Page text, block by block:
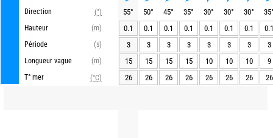
Direction
(°)
Hauteur
(m)
Période
(s)
Longueur vague
(m)
T° mer
(°C)
55° 50° 45° 35° 30° 30° 30° 35
0.1
0.1 0.1 0.1 0.1 0.1 0.1
0.1
3
3 3 3 3 3 3
3
15
15 15 15 10 10 10
9
26
26 26 26 26 26 26 26